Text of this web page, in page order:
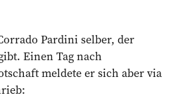
Pardini selber, der
Einen Tag nach
meldete er sich aber via